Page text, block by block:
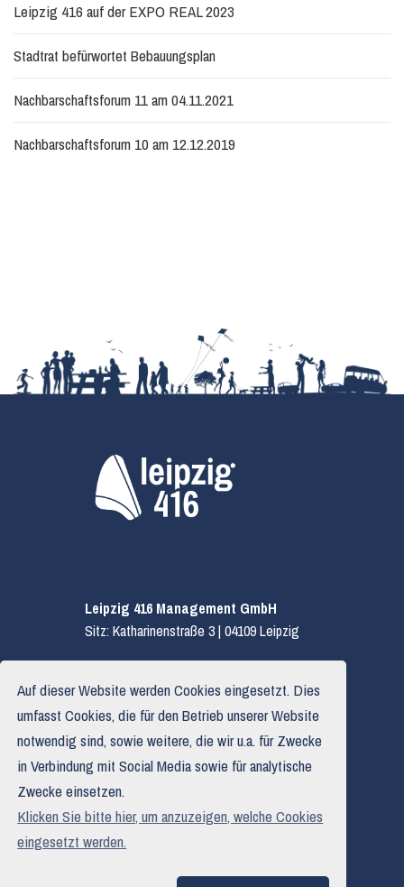
Leipzig 416 auf der EXPO REAL 2023
Stadtrat befürwortet Bebauungsplan
Nachbarschaftsforum 11 am 04.11.2021
Nachbarschaftsforum 10 am 12.12.2019
Leipzig 416 Management GmbH
Sitz: Katharinenstraße 3 | 04109 Leipzig
T.
0341 319 590 03
Haftungsausschluss
Auf dieser Website werden Cookies eingesetzt. Dies
umfasst Cookies, die für den Betrieb unserer Website
notwendig sind, sowie weitere, die wir u.a. für Zwecke
in Verbindung mit Social Media sowie für analytische
Zwecke einsetzen.
Klicken Sie bitte hier, um anzuzeigen, welche Cookies
eingesetzt werden.